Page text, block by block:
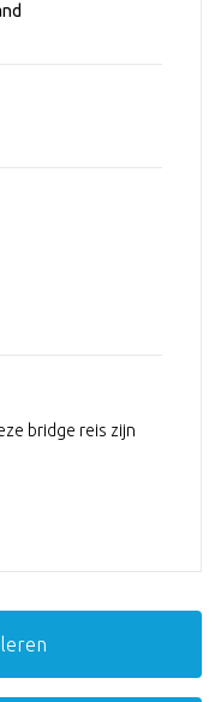
bridge reis zijn